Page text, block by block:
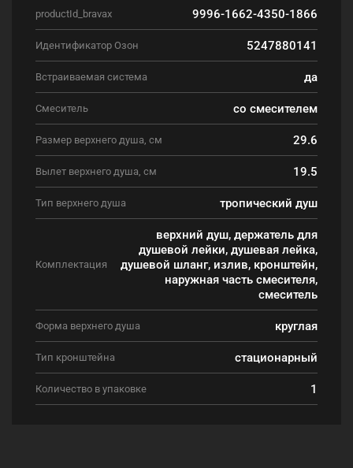
productId_bravax 9996-1662-4350-1866
Идентификатор Озон 5247880141
Встраиваемая система да
Смеситель со смесителем
Размер верхнего душа, см 29.6
Вылет верхнего душа, см 19.5
Тип верхнего душа тропический душ
Комплектация
верхний душ, держатель для
душевой лейки, душевая лейка,
душевой шланг, излив, кронштейн,
наружная часть смесителя,
смеситель
Форма верхнего душа круглая
Тип кронштейна стационарный
Количество в упаковке 1